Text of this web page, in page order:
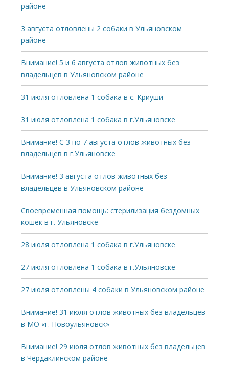
районе
3 августа отловлены 2 собаки в Ульяновском
районе
Внимание! 5 и 6 августа отлов животных без
владельцев в Ульяновском районе
31 июля отловлена 1 собака в с. Криуши
31 июля отловлена 1 собака в г.Ульяновске
Внимание! С 3 по 7 августа отлов животных без
владельцев в г.Ульяновске
Внимание! 3 августа отлов животных без
владельцев в Ульяновском районе
Своевременная помощь: стерилизация бездомных
кошек в г. Ульяновске
28 июля отловлена 1 собака в г.Ульяновске
27 июля отловлена 1 собака в г.Ульяновске
27 июля отловлены 4 собаки в Ульяновском районе
Внимание! 31 июля отлов животных без владельцев
в МО «г. Новоульяновск»
Внимание! 29 июля отлов животных без владельцев
в Чердаклинском районе